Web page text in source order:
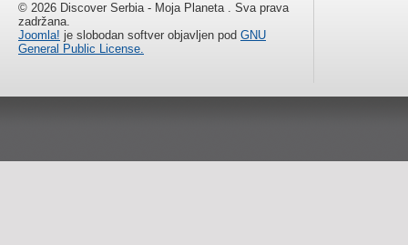
© 2026 Discover Serbia - Moja Planeta . Sva prava
zadržana.
Joomla! je slobodan softver objavljen pod GNU
General Public License.